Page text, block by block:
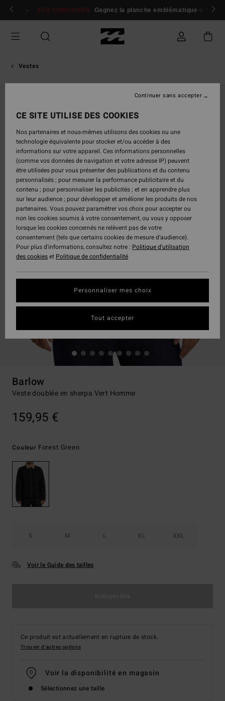
Passer
Se connecter / s'inscrire
JEU CONCOURS Gagnez la planche emblématique d'Andy
Vestes
Barlow
Veste doublée en sherpa Vert Homme
159,95 €
Couleur Forest Green
S M L XL XXL
Voir le Guide des tailles
Ce produit est actuellement en rupture de stock.
Trouver d'autres options
Voir la disponibilité en magasin
Sélectionnez une taille
CE SITE UTILISE DES COOKIES
Nos partenaires et nous-mêmes utilisons des cookies ou une
technologie équivalente pour stocker et/ou accéder à des
informations sur votre appareil. Ces informations personnelles
(comme vos données de navigation et votre adresse IP) peuvent
être utilisées pour vous présenter des publications et du contenu
personnalisés ; pour mesurer la performance publicitaire et du
contenu ; pour personnaliser les publicités ; et en apprendre plus
sur leur audience ; pour développer et améliorer les produits de nos
partenaires. Vous pouvez paramétrer vos choix pour accepter ou
non les cookies soumis à votre consentement, ou vous y opposer
lorsque les cookies concernés ne relèvent pas de votre
consentement (tels que certains cookies de mesure d’audience).
Pour plus d'informations, consultez notre : Politique d'utilisation
des cookieset Politique de confidentialité
Personnaliser mes choix
Continuer sans accepter
Tout accepter